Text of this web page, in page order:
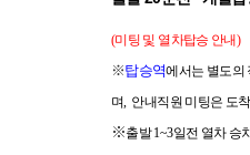
(미팅 및 열차
※탑승역에서는 별도의
며,안내직원 미팅은 도
※출발 1~3일전 열차 승